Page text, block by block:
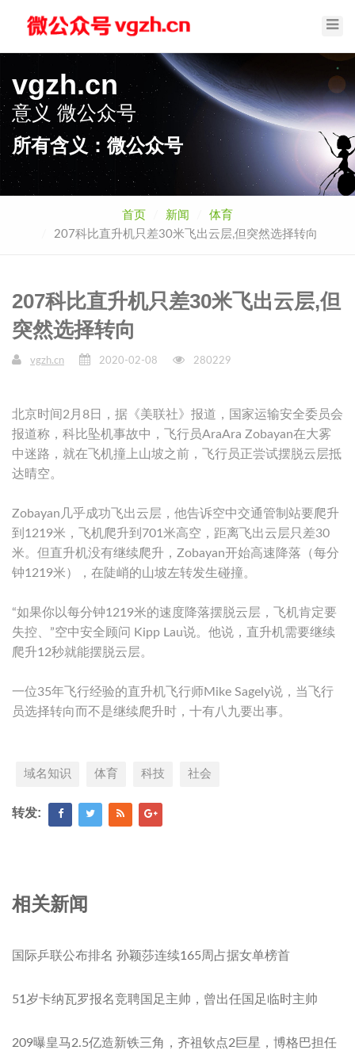
vgzh.cn
意义微公众号
所有含义：微公众号
首页 新闻
体育
207科比直升机只差30米飞出云层,但突然选择转向
207科比直升机只差30米飞出云层,但
突然选择转向
vgzh.cn 2020-02-08 280229
北京时间2月8日，据《美联社》报道，国家运输安全委员会
报道称，科比坠机事故中，飞行员AraAra Zobayan在大雾
中迷路，就在飞机撞上山坡之前，飞行员正尝试摆脱云层抵
达晴空。
Zobayan几乎成功飞出云层，他告诉空中交通管制站要爬升
到1219米，飞机爬升到701米高空，距离飞出云层只差30
米。但直升机没有继续爬升，Zobayan开始高速降落（每分
钟1219米），在陡峭的山坡左转发生碰撞。
“如果你以每分钟1219米的速度降落摆脱云层，飞机肯定要
失控、”空中安全顾问 Kipp Lau说。他说，直升机需要继续
爬升12秒就能摆脱云层。
一位35年飞行经验的直升机飞行师Mike Sagely说，当飞行
员选择转向而不是继续爬升时，十有八九要出事。
域名知识 体育 科技 社会
转发:
相关新闻
国际乒联公布排名 孙颖莎连续165周占据女单榜首
51岁卡纳瓦罗报名竞聘国足主帅，曾出任国足临时主帅
209曝皇马2.5亿造新铁三角，齐祖钦点2巨星，博格巴担任